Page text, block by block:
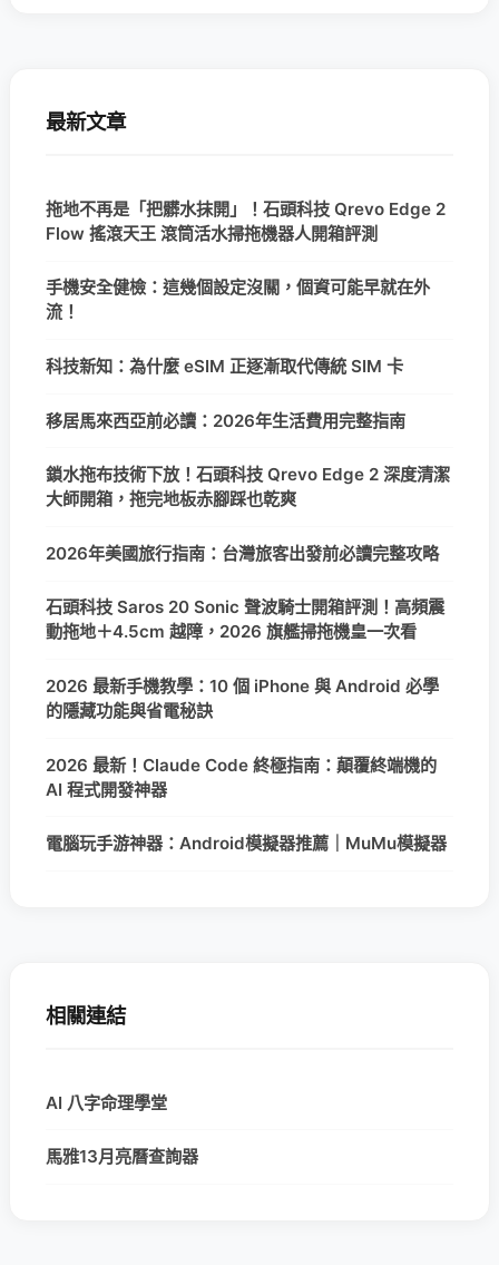
最新文章
拖地不再是「把髒水抹開」！石頭科技 Qrevo Edge 2
Flow 搖滾天王 滾筒活水掃拖機器人開箱評測
手機安全健檢：這幾個設定沒關，個資可能早就在外
流！
科技新知：為什麼 eSIM 正逐漸取代傳統 SIM 卡
移居馬來西亞前必讀：2026年生活費用完整指南
鎖水拖布技術下放！石頭科技 Qrevo Edge 2 深度清潔
大師開箱，拖完地板赤腳踩也乾爽
2026年美國旅行指南：台灣旅客出發前必讀完整攻略
石頭科技 Saros 20 Sonic 聲波騎士開箱評測！高頻震
動拖地＋4.5cm 越障，2026 旗艦掃拖機皇一次看
2026 最新手機教學：10 個 iPhone 與 Android 必學
的隱藏功能與省電秘訣
2026 最新！Claude Code 終極指南：顛覆終端機的
AI 程式開發神器
電腦玩手游神器：Android模擬器推薦｜MuMu模擬器
相關連結
AI 八字命理學堂
馬雅13月亮曆查詢器